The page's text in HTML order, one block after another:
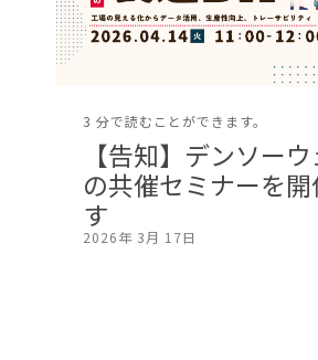
3 分で読むことができます。
【告知】デンソー
の共催セミナーを開
す
2026年 3月 17日